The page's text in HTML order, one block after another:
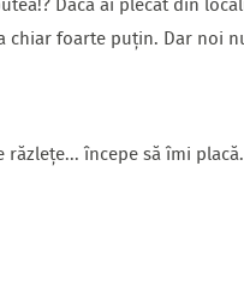
Dacă ai plecat din
foarte puțin. Dar noi
începe să îmi